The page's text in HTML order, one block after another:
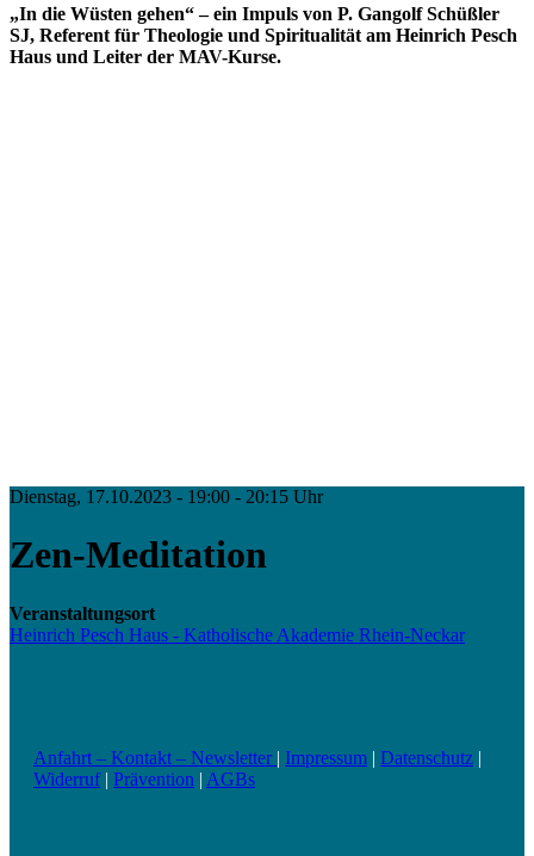
„In die Wüsten gehen“ – ein Impuls von P. Gangolf Schüßler
SJ, Referent für Theologie und Spiritualität am Heinrich Pesch
Haus und Leiter der MAV-Kurse.
Dienstag, 17.10.2023 - 19:00 - 20:15 Uhr
Zen-Meditation
Veranstaltungsort
Heinrich Pesch Haus - Katholische Akademie Rhein-Neckar
Anfahrt – Kontakt – Newsletter | Impressum | Datenschutz |
Widerruf| Prävention | AGBs